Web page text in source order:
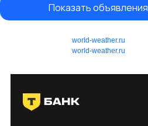
Показать объявления
world-weather.ru
world-weather.ru